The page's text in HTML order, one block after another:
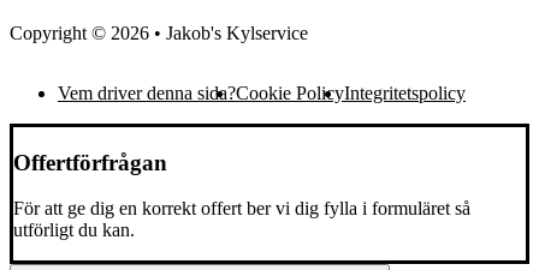
Copyright © 2026 • Jakob's Kylservice
Vem driver denna sida?Cookie PolicyIntegritetspolicy
Offertförfrågan
För att ge dig en korrekt offert ber vi dig fylla i formuläret så
utförligt du kan.